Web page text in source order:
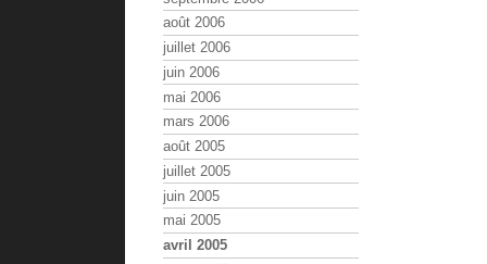
août 2006
juillet 2006
juin 2006
mai 2006
mars 2006
août 2005
juillet 2005
juin 2005
mai 2005
avril 2005